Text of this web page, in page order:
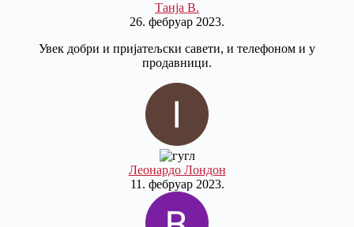
Танја В.
26. фебруар 2023.
Увек добри и пријатељски савети, и телефоном и у
продавници.
Леонардо Лондон
11. фебруар 2023.